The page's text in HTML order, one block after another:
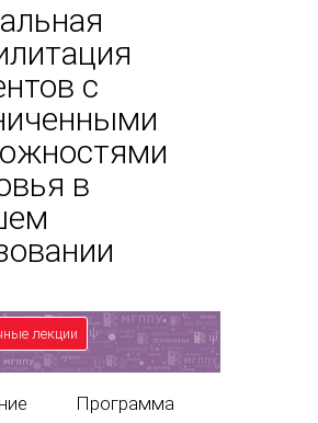
с
в
лекции
Программа